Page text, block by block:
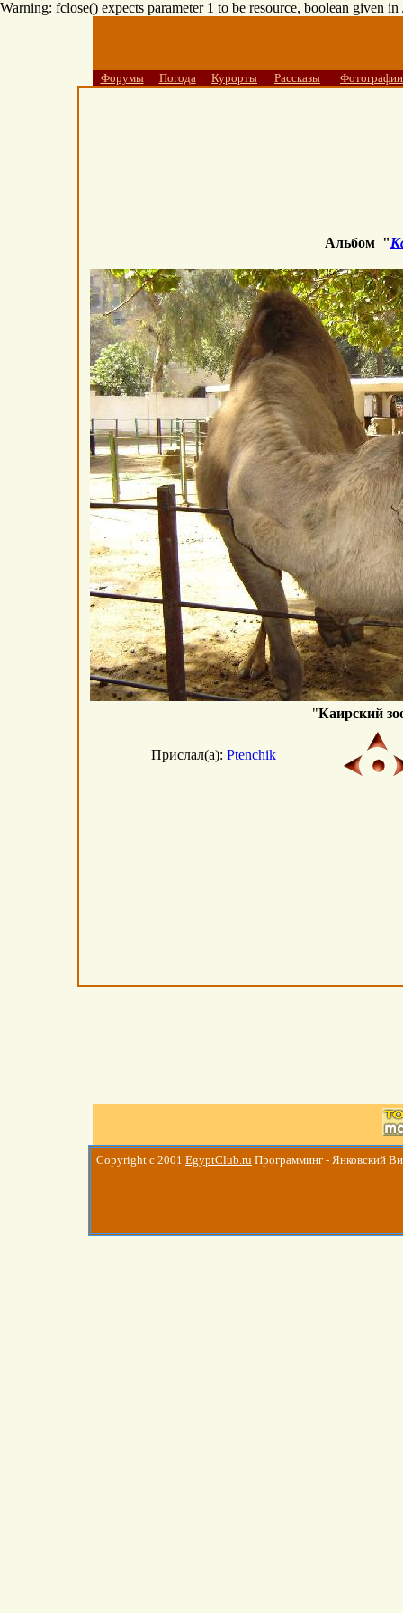
Warning: fclose() expects parameter 1 to be resource, boolean given
Форумы Погода Курорты Рассказы Фотографии
Альбом "
"Каирский
Прислал(а): Ptenchik
Copyright c 2001 EgyptClub.ru Программинг - Янковский